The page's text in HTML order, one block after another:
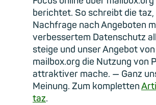
berichtet. So schreibt die taz,
Nachfrage nach Angeboten
verbessertem Datenschutz
steige und unser Angebot von
mailbox.org die Nutzung von
attraktiver mache. — Ganz
Meinung. Zum kompletten
taz.